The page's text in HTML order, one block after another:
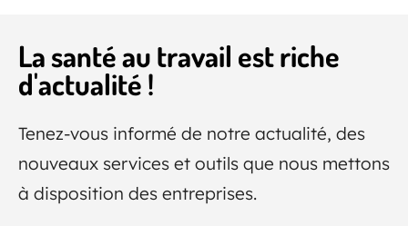
La santé au travail est riche
d'actualité !
Tenez-vous informé de notre actualité, des
nouveaux services et outils que nous mettons
à disposition des entreprises.